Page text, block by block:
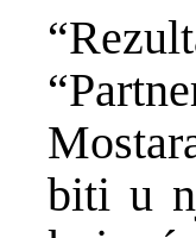
biti u